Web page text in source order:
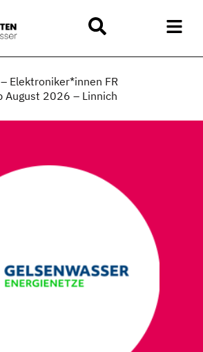
Elektroniker*innen FR
August 2026 – Linnich